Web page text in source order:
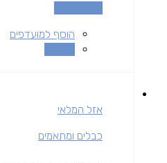
הוסף למועדפים
אזל המלאי
כבלים ומתאמים